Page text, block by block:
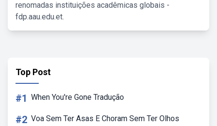
renomadas instituições acadêmicas globais -
fdp.aau.edu.et.
Top Post
#1 When You're Gone Tradução
#2 Voa Sem Ter Asas E Choram Sem Ter Olhos